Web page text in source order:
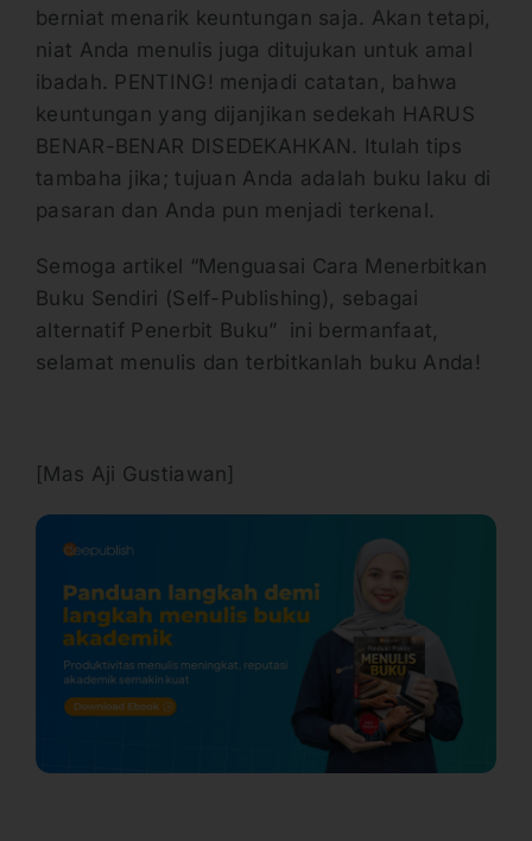
berniat menarik keuntungan saja. Akan tetapi,
niat Anda menulis juga ditujukan untuk amal
ibadah. PENTING! menjadi catatan, bahwa
keuntungan yang dijanjikan sedekah HARUS
BENAR-BENAR DISEDEKAHKAN. Itulah tips
tambaha jika; tujuan Anda adalah buku laku di
pasaran dan Anda pun menjadi terkenal.
Semoga artikel “Menguasai Cara Menerbitkan
Buku Sendiri (Self-Publishing), sebagai
alternatif Penerbit Buku” ini bermanfaat,
selamat menulis dan terbitkanlah buku Anda!
[Mas Aji Gustiawan]